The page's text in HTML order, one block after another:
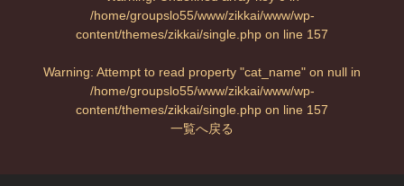
/home/groupslo55/www/zikkai/www/wp-
content/themes/zikkai/single.php on line 157
Warning: Attempt to read property "cat_name" on null in
/home/groupslo55/www/zikkai/www/wp-
content/themes/zikkai/single.php on line 157
一覧へ戻る